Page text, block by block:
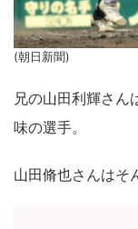
(朝日新聞)
兄の山田利輝さん
味の選手。
山田脩也さんはそ